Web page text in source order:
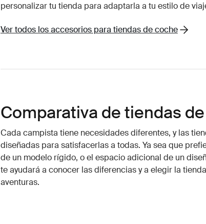
personalizar tu tienda para adaptarla a tu estilo de
Ver todos los accesorios para tiendas de coche
Comparativa de tiendas
Cada campista tiene necesidades diferentes, y las
diseñadas para satisfacerlas a todas. Ya sea que
de un modelo rígido, o el espacio adicional de un
te ayudará a conocer las diferencias y a elegir la
aventuras.